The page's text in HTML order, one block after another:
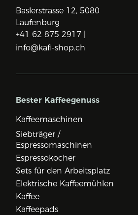
Baslerstrasse 12, 5080
Laufenburg
+41 62 875 2917 |
info@kafi-shop.ch
Bester Kaffeegenuss
Kaffeemaschinen
Siebträger /
Espressomaschinen
Espressokocher
Sets für den Arbeitsplatz
Elektrische Kaffeemühlen
Kaffee
Kaffeepads